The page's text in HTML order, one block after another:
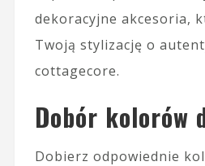
dekoracyjne akcesoria,
Twoją stylizację o
cottagecore.
Dobór kolorów
Dobierz odpowiednie